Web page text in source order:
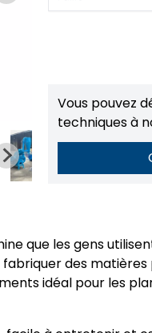
Vous pouvez
techniques à
que les gens
des
idéal pour les